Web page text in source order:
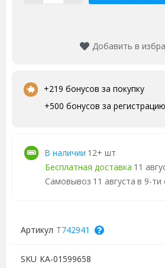
Добавить в
• +219 бонусов за покупку
+500 бонусов за регистрацию
В наличии 12+ шт
Бесплатная доставка 11
Самовывоз 11 августа в 9-ти
Артикул T742941
SKU КА-01599658